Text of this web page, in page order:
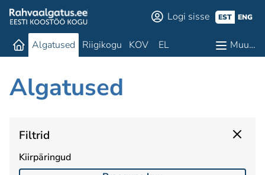
Logi sisse EST ENG
Algatused Riigikogu KOV EL Muu…
Algatused
Filtrid
Kiirpäringud